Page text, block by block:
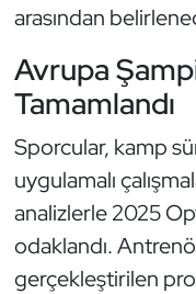
arasından
Avrupa
Tamamlandı
Sporcular, kamp
uygulamalı
analizlerle 2025
odaklandı.
gerçekleştirilen
Voleybol
Vücut
Wushu Kungfu
Yelken